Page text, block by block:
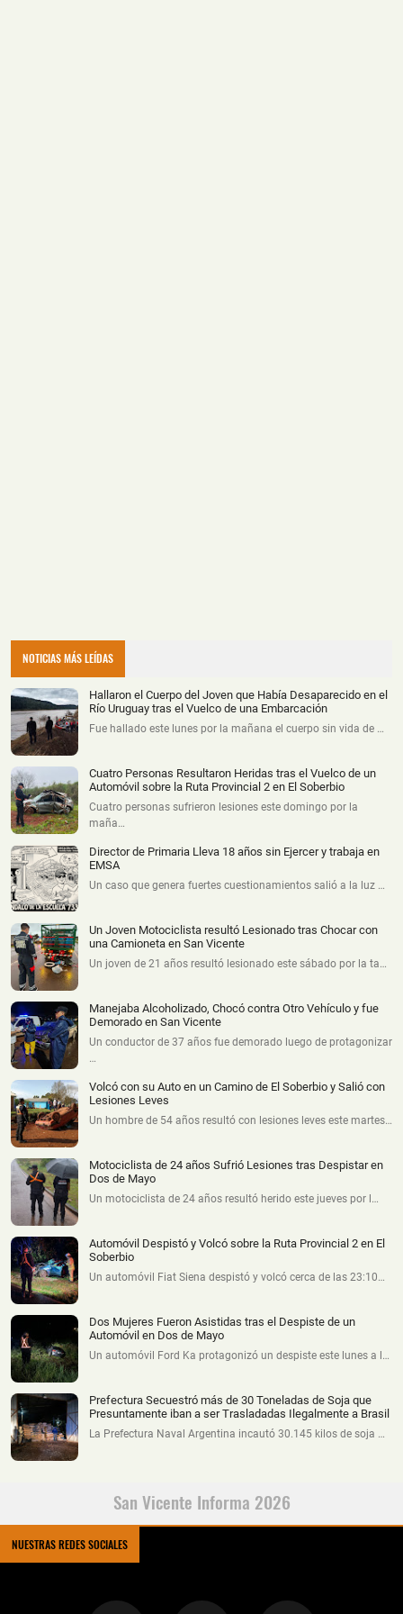
NOTICIAS MÁS LEÍDAS
Hallaron el Cuerpo del Joven que Había Desaparecido en el
Río Uruguay tras el Vuelco de una Embarcación
Fue hallado este lunes por la mañana el cuerpo sin vida de …
Cuatro Personas Resultaron Heridas tras el Vuelco de un
Automóvil sobre la Ruta Provincial 2 en El Soberbio
Cuatro personas sufrieron lesiones este domingo por la
maña…
Director de Primaria Lleva 18 años sin Ejercer y trabaja en
EMSA
Un caso que genera fuertes cuestionamientos salió a la luz …
Un Joven Motociclista resultó Lesionado tras Chocar con
una Camioneta en San Vicente
Un joven de 21 años resultó lesionado este sábado por la ta…
Manejaba Alcoholizado, Chocó contra Otro Vehículo y fue
Demorado en San Vicente
Un conductor de 37 años fue demorado luego de protagonizar
…
Volcó con su Auto en un Camino de El Soberbio y Salió con
Lesiones Leves
Un hombre de 54 años resultó con lesiones leves este martes…
Motociclista de 24 años Sufrió Lesiones tras Despistar en
Dos de Mayo
Un motociclista de 24 años resultó herido este jueves por l…
Automóvil Despistó y Volcó sobre la Ruta Provincial 2 en El
Soberbio
Un automóvil Fiat Siena despistó y volcó cerca de las 23:10…
Dos Mujeres Fueron Asistidas tras el Despiste de un
Automóvil en Dos de Mayo
Un automóvil Ford Ka protagonizó un despiste este lunes a l…
Prefectura Secuestró más de 30 Toneladas de Soja que
Presuntamente iban a ser Trasladadas Ilegalmente a Brasil
La Prefectura Naval Argentina incautó 30.145 kilos de soja …
San Vicente Informa 2026
NUESTRAS REDES SOCIALES